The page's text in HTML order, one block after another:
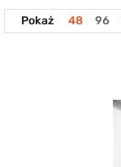
Pokaż 48 96